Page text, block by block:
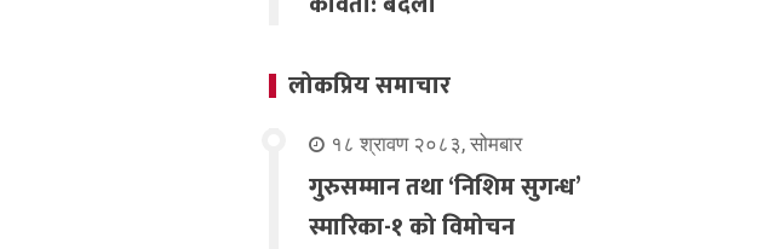
लोकप्रिय समाचार
१८ श्रावण २०८३, सोमबार
गुरुसम्मान तथा ‘निशिम सुगन्ध’
स्मारिका-१ को विमोचन